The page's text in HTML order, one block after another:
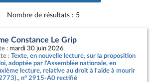
Nombre de résultats : 5
Constance Le Grip
: mardi 30 juin 2026
: Texte, en nouvelle lecture, sur la proposition
adoptée par l'Assemblée nationale, en
lecture, relative au droit à l'aide à mourir
n° 2915-A0 rectifié